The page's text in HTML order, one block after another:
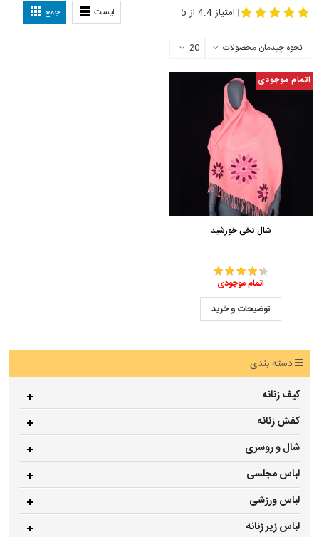
لیست جمع | امتیاز 4.4 از 5
نحوه چیدمان محصولات 20
اتمام موجودی
شال نخی خورشید
اتمام موجودی
توضیحات و خرید
دسته بندی
کیف زنانه
کفش زنانه
شال و روسری
لباس مجلسی
لباس ورزشی
لباس زیر زنانه